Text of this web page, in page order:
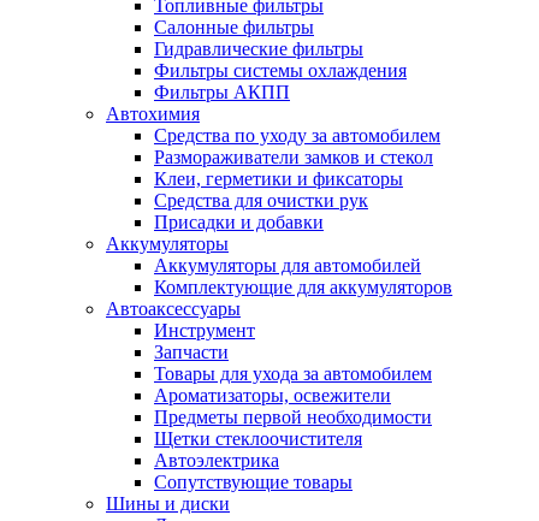
Топливные фильтры
Салонные фильтры
Гидравлические фильтры
Фильтры системы охлаждения
Фильтры АКПП
Автохимия
Средства по уходу за автомобилем
Размораживатели замков и стекол
Клеи, герметики и фиксаторы
Средства для очистки рук
Присадки и добавки
Аккумуляторы
Аккумуляторы для автомобилей
Комплектующие для аккумуляторов
Автоаксессуары
Инструмент
Запчасти
Товары для ухода за автомобилем
Ароматизаторы, освежители
Предметы первой необходимости
Щетки стеклоочистителя
Автоэлектрика
Сопутствующие товары
Шины и диски